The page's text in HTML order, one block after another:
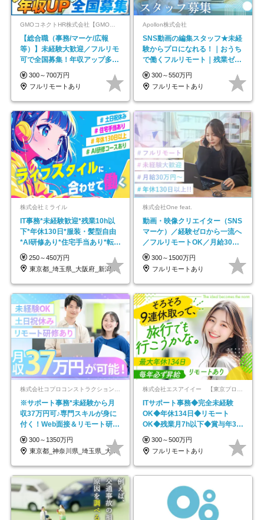
GMOコネクトHR株式会社【GMOインターネットグループ】
【総合職（事務/マーケ/広報
等）】未経験大歓迎／フルリモ
可で全国募集！年収アップ多数
★年休最大130日★
300～700万円
フルリモートあり
Apollon株式会社
SNS動画の編集スタッフ★未経
験からプロになれる！｜おうち
で働くフルリモート｜残業ゼロ
で18時退勤◎
300～550万円
フルリモートあり
株式会社ミライル
IT事務*未経験歓迎*残業10h以
下*年休130日*服装・髪型自由
*AI研修あり*住宅手当あり*転勤
なし
250～450万円
東京都_埼玉県_大阪府_新潟県_福岡県
株式会社One feat.
動画・映像クリエイター（SNS
マーケ）／経験ゼロから一流へ
／フルリモートOK／月給30万
円～／年休130日以上
300～1500万円
フルリモートあり
※サポート事務*未経験から月
収37万円可♪専門スキルが身に
付く！Web面接＆リモート研修
も充実♪/a
300～1350万円
東京都_神奈川県_埼玉県_大阪府_愛知県…
ITサポート事務◆完全未経験
OK◆年休134日◆リモート
OK◆残業月7h以下◆賞与年3回
◆5年目まで必ず昇給
300～500万円
フルリモートあり